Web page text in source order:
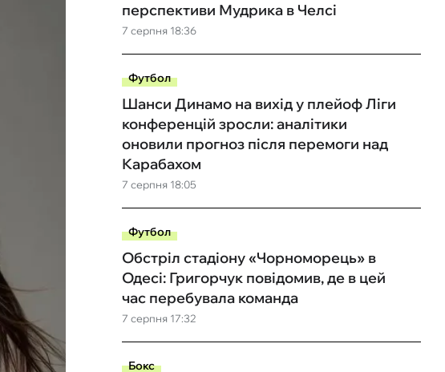
7 серпня 18:36
перспективи Мудрика в Челсі
Футбол
7 серпня 18:05
Шанси Динамо на вихід у плейоф Ліги
конференцій зросли: аналітики
оновили прогноз після перемоги над
Карабахом
Футбол
7 серпня 17:32
Обстріл стадіону «Чорноморець» в
Одесі: Григорчук повідомив, де в цей
час перебувала команда
Бокс